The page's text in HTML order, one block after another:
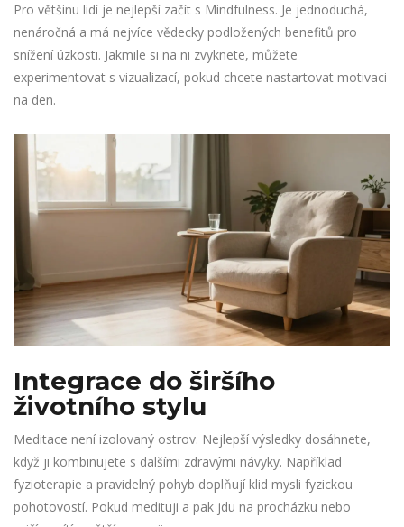
Pro většinu lidí je nejlepší začít s Mindfulness. Je jednoduchá,
nenáročná a má nejvíce vědecky podložených benefitů pro
snížení úzkosti. Jakmile si na ni zvyknete, můžete
experimentovat s vizualizací, pokud chcete nastartovat motivaci
na den.
Integrace do širšího
životního stylu
Meditace není izolovaný ostrov. Nejlepší výsledky dosáhnete,
když ji kombinujete s dalšími zdravými návyky. Například
fyzioterapie a pravidelný pohyb doplňují klid mysli fyzickou
pohotovostí. Pokud medituji a pak jdu na procházku nebo